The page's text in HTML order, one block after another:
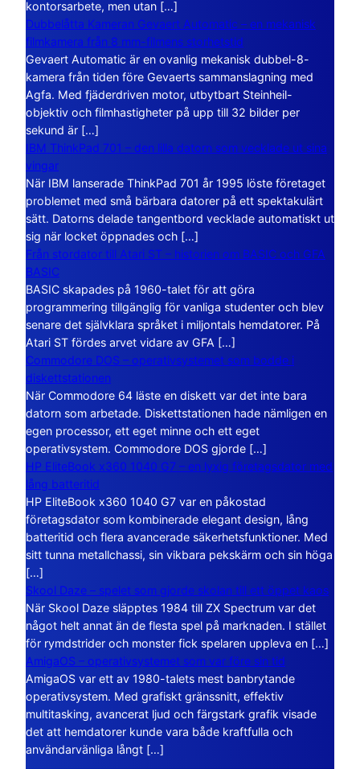
kontorsarbete, men utan […]
Dubbelåtta Kameran Gevaert Automatic – en mekanisk
filmkamera från 8 mm-filmens storhetstid
Gevaert Automatic är en ovanlig mekanisk dubbel-8-
kamera från tiden före Gevaerts sammanslagning med
Agfa. Med fjäderdriven motor, utbytbart Steinheil-
objektiv och filmhastigheter på upp till 32 bilder per
sekund är […]
IBM ThinkPad 701 – den lilla datorn som vecklade ut sina
vingar
När IBM lanserade ThinkPad 701 år 1995 löste företaget
problemet med små bärbara datorer på ett spektakulärt
sätt. Datorns delade tangentbord vecklade automatiskt ut
sig när locket öppnades och […]
Från stordator till Atari ST – historien om BASIC och GFA
BASIC
BASIC skapades på 1960-talet för att göra
programmering tillgänglig för vanliga studenter och blev
senare det självklara språket i miljontals hemdatorer. På
Atari ST fördes arvet vidare av GFA […]
Commodore DOS – operativsystemet som bodde i
diskettstationen
När Commodore 64 läste en diskett var det inte bara
datorn som arbetade. Diskettstationen hade nämligen en
egen processor, ett eget minne och ett eget
operativsystem. Commodore DOS gjorde […]
HP EliteBook x360 1040 G7 – en lyxig företagsdator med
lång batteritid
HP EliteBook x360 1040 G7 var en påkostad
företagsdator som kombinerade elegant design, lång
batteritid och flera avancerade säkerhetsfunktioner. Med
sitt tunna metallchassi, sin vikbara pekskärm och sin höga
[…]
Skool Daze – spelet som gjorde skolan till ett öppet kaos
När Skool Daze släpptes 1984 till ZX Spectrum var det
något helt annat än de flesta spel på marknaden. I stället
för rymdstrider och monster fick spelaren uppleva en […]
AmigaOS – operativsystemet som var före sin tid
AmigaOS var ett av 1980-talets mest banbrytande
operativsystem. Med grafiskt gränssnitt, effektiv
multitasking, avancerat ljud och färgstark grafik visade
det att hemdatorer kunde vara både kraftfulla och
användarvänliga långt […]